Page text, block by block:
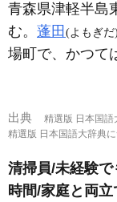
青森県津軽半島
む。 蓬田 (よもぎだ)
場町で、かつて
出典
精選版 日本国語
精選版 日本国語大辞典
清掃員/未経験
時間/家庭と両